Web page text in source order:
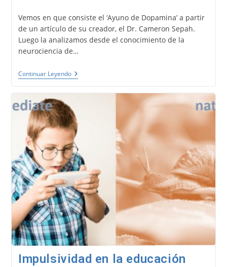
la
entrada:
la
entrada:
Vemos en que consiste el ‘Ayuno de Dopamina’ a partir
de un artículo de su creador, el Dr. Cameron Sepah.
Luego la analizamos desde el conocimiento de la
neurociencia de…
Continuar LeyendoTécnica
Del
Dopamina
Vista
Desde
NeuroQuotient®
Impulsividad en la educación